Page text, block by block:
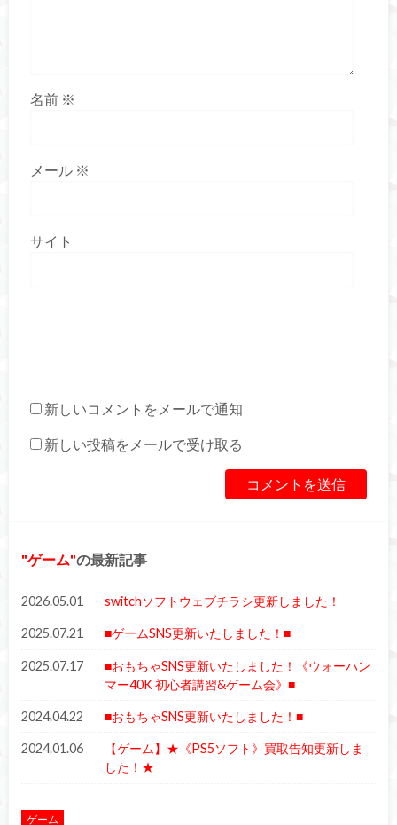
名前 ※
メール ※
サイト
新しいコメントをメールで通知
新しい投稿をメールで受け取る
ゲーム の最新記事
2026.05.01 switchソフトウェブチラシ更新しました！
2025.07.21 ■ゲームSNS更新いたしました！■
2025.07.17
■おもちゃSNS更新いたしました！《ウォーハン
マー40K 初心者講習&ゲーム会》■
2024.04.22 ■おもちゃSNS更新いたしました！■
2024.01.06
【ゲーム】★《PS5ソフト》買取告知更新しま
した！★
ゲーム